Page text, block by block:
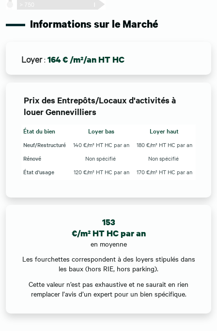
Informations sur le Marché
Loyer: 164 € /m²/an HT HC
Prix des Entrepôts/Locaux d'activités à
louer Gennevilliers
État du bien Loyer bas Loyer haut
Neuf/Restructuré 140 €/m² HT HC par an
180 €/m² HT HC par an
Rénové
Non spécifié
Non spécifié
État d'usage
120 €/m² HT HC par an 170 €/m² HT HC par an
153
€/m² HT HC par an
en moyenne
Les fourchettes correspondent à des loyers stipulés dans
les baux (hors RIE, hors parking).
Cette valeur n’est pas exhaustive et ne saurait en rien
remplacer l’avis d’un expert pour un bien spécifique.